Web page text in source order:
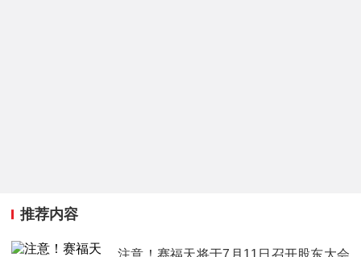
推荐内容
注意！赛福天将于7月11日召开股东大会